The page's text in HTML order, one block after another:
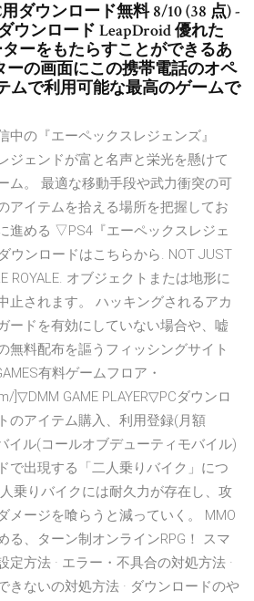
用ダウンロード無料 8/10 (38 点) -
ウンロード LeapDroid 優れた
ーをもたらすことができるあ
ーの画面にこの携帯電話のオペ
ムで利用可能な最高のゲームで
中の『エーペックスレジェンズ』
ジェンドが富と名声と栄光を懸けて
ム。 最適な移動手段や武力衝突の可
アイテムを拾える場所を把握してお
進める ▽PS4『エーペックスレジェ
ウンロードはこちらから. NOT JUST
ROYALE. オブジェクトまたは地形に
止されます。 ハッキングされるアカ
ードを有効にしていない場合や、嘘
無料配布を謳うフィッシングサイト
有料ゲームフロア・
]▽DMM GAME PLAYER▽PCダウンロ
のアイテム購入、利用登録(月額
イル(コールオブデューティモバイル)
で出現する「二人乗りバイク」につ
乗りバイクには耐久力が存在し、攻
メージを喰らうと減っていく。 MMO
る、ターン制オンラインRPG！ スマ
定方法 · エラー・不具合の対処方法 ·
きないの対処方法 · ダウンロードのや